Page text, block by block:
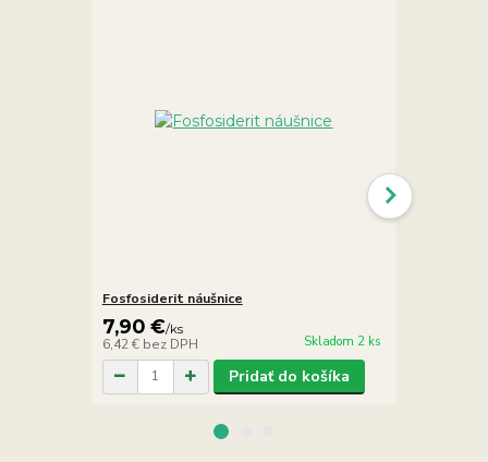
Fosfosiderit náušnice
7,90 €/ks
6,42 € bez DPH Skladom 2 ks
Pridať do košíka